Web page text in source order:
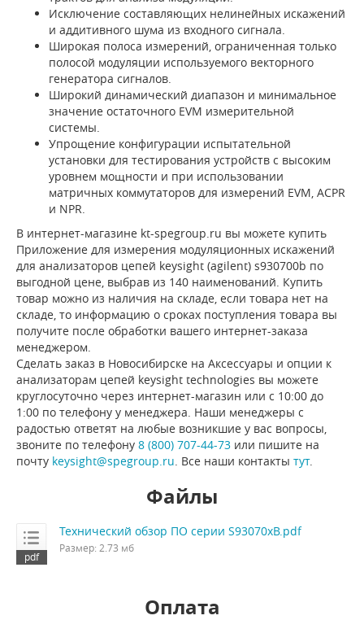
Исключение составляющих нелинейных искажений
и аддитивного шума из входного сигнала.
Широкая полоса измерений, ограниченная только
полосой модуляции используемого векторного
генератора сигналов.
Широкий динамический диапазон и минимальное
значение остаточного EVM измерительной
системы.
Упрощение конфигурации испытательной
установки для тестирования устройств с высоким
уровнем мощности и при использовании
матричных коммутаторов для измерений EVM, ACPR
и NPR.
В интернет-магазине kt-spegroup.ru вы можете купить
Приложение для измерения модуляционных искажений
для анализаторов цепей keysight (agilent) s930700b по
выгодной цене, выбрав из 140 наименований. Купить
товар можно из наличия на складе, если товара нет на
складе, то информацию о сроках поступления товара вы
получите после обработки вашего интернет-заказа
менеджером.
Сделать заказ в Новосибирске на Аксессуары и опции к
анализаторам цепей keysight technologies вы можете
круглосуточно через интернет-магазин или с 10:00 до
1:00 по телефону у менеджера. Наши менеджеры с
радостью ответят на любые возникшие у вас вопросы,
звоните по телефону 8 (800) 707-44-73 или пишите на
почту keysight@spegroup.ru. Все наши контакты тут.
Файлы
Технический обзор ПО серии S93070xB.pdf
Размер: 2.73 мб
Оплата